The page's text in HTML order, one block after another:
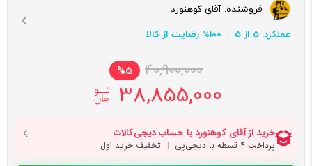
فروشنده: آقای کوهنورد
عملکرد: 5 از 5
100% رضایت از کالا
40,900,000
%5
38,855,000